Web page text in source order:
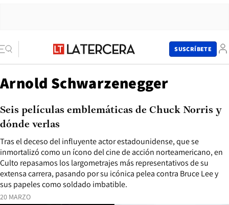
SUSCRÍBETE
Arnold Schwarzenegger
20 MARZO
Tras el deceso del influyente actor estadounidense, que se
inmortalizó como un ícono del cine de acción norteamericano, en
Culto repasamos los largometrajes más representativos de su
extensa carrera, pasando por su icónica pelea contra Bruce Lee y
sus papeles como soldado imbatible.
Seis películas emblemáticas de Chuck Norris y
dónde verlas